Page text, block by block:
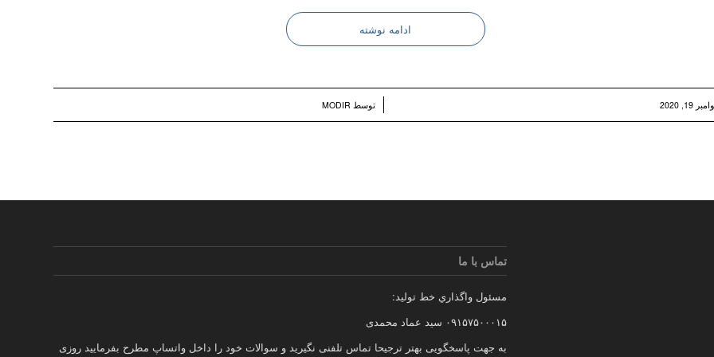
ادامه نوشته
19, 2020 توسط MODIR
تماس با ما
مسئول واگذاري خط توليد:
۰۹۱۵۷۵۰۰۰۱۵ سید عماد محمدی
به جهت پاسخگویی بهتر ترجیحا تماس تلفنی نگیرید و سوالات خود را داخل واتساپ مطرح بفرمایید روزی